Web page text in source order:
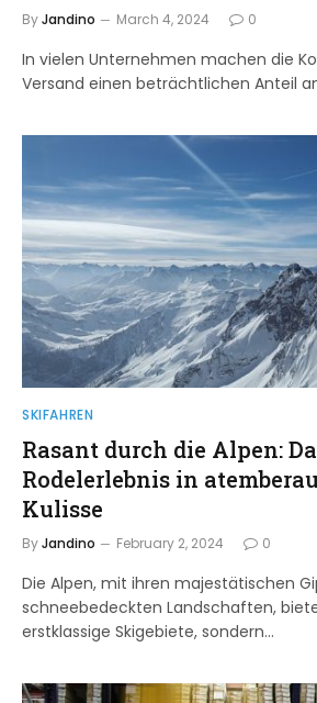
ByJandino March 4, 2024 0
In vielen Unternehmen machen die
Versand einen beträchtlichen Anteil
SKIFAHREN
Rasant durch die Alpen:
Rodelerlebnis in
Kulisse
ByJandino February 2, 2024 0
Die Alpen, mit ihren majestätischen
schneebedeckten Landschaften,
erstklassige Skigebiete, sondern…